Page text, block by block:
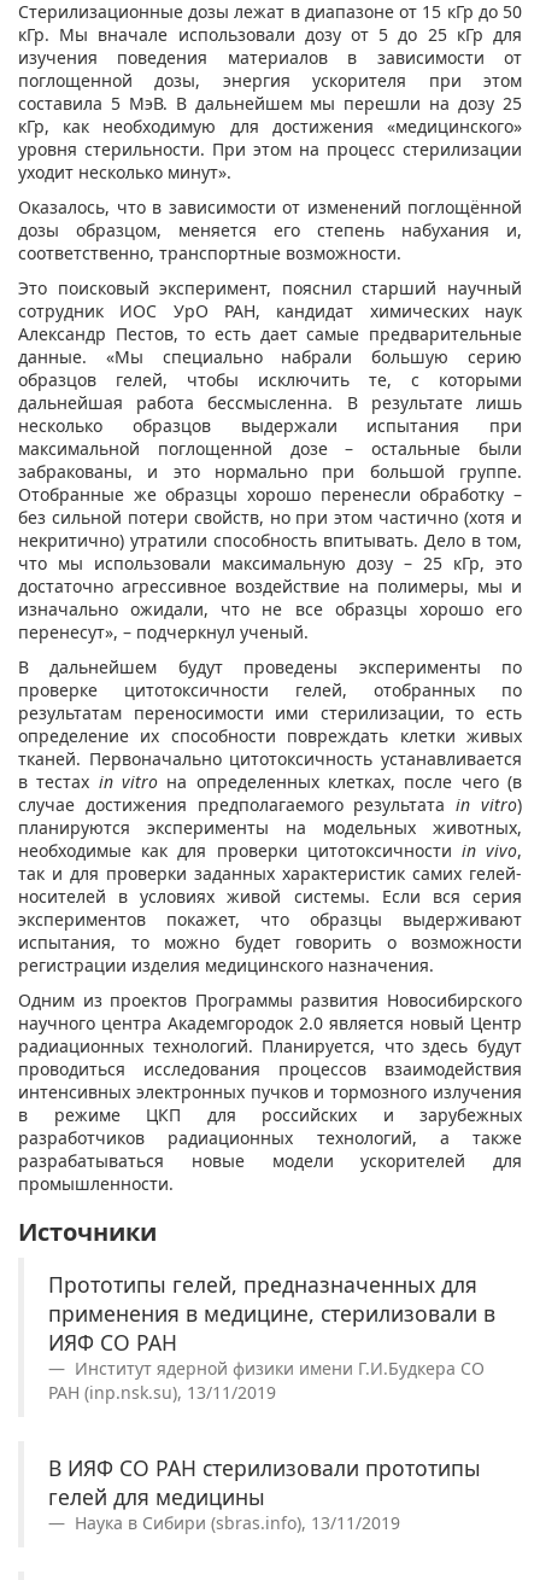
Стерилизационные дозы лежат в диапазоне от 15 кГр до 50
кГр. Мы вначале использовали дозу от 5 до 25 кГр для
изучения поведения материалов в зависимости от
поглощенной дозы, энергия ускорителя при этом
составила 5 МэВ. В дальнейшем мы перешли на дозу 25
кГр, как необходимую для достижения «медицинского»
уровня стерильности. При этом на процесс стерилизации
уходит несколько минут».
Оказалось, что в зависимости от изменений поглощённой
дозы образцом, меняется его степень набухания и,
соответственно, транспортные возможности.
Это поисковый эксперимент, пояснил старший научный
сотрудник ИОС УрО РАН, кандидат химических наук
Александр Пестов, то есть дает самые предварительные
данные. «Мы специально набрали большую серию
образцов гелей, чтобы исключить те, с которыми
дальнейшая работа бессмысленна. В результате лишь
несколько образцов выдержали испытания при
максимальной поглощенной дозе – остальные были
забракованы, и это нормально при большой группе.
Отобранные же образцы хорошо перенесли обработку –
без сильной потери свойств, но при этом частично (хотя и
некритично) утратили способность впитывать. Дело в том,
что мы использовали максимальную дозу – 25 кГр, это
достаточно агрессивное воздействие на полимеры, мы и
изначально ожидали, что не все образцы хорошо его
перенесут», – подчеркнул ученый.
В дальнейшем будут проведены эксперименты по
проверке цитотоксичности гелей, отобранных по
результатам переносимости ими стерилизации, то есть
определение их способности повреждать клетки живых
тканей. Первоначально цитотоксичность устанавливается
в тестах in vitro на определенных клетках, после чего (в
случае достижения предполагаемого результатаin vitro)
планируются эксперименты на модельных животных,
необходимые как для проверки цитотоксичности in vivo,
так и для проверки заданных характеристик самих гелей-
носителей в условиях живой системы. Если вся серия
экспериментов покажет, что образцы выдерживают
испытания, то можно будет говорить о возможности
регистрации изделия медицинского назначения.
Одним из проектов Программы развития Новосибирского
научного центра Академгородок 2.0 является новый Центр
радиационных технологий. Планируется, что здесь будут
проводиться исследования процессов взаимодействия
интенсивных электронных пучков и тормозного излучения
в режиме ЦКП для российских и зарубежных
разработчиков радиационных технологий, а также
разрабатываться новые модели ускорителей для
промышленности.
Источники
Прототипы гелей, предназначенных для
применения в медицине, стерилизовали в
ИЯФ СО РАН
Институт ядерной физики имени Г.И.Будкера СО
РАН (inp.nsk.su), 13/11/2019
В ИЯФ СО РАН стерилизовали прототипы
гелей для медицины
Наука в Сибири (sbras.info), 13/11/2019